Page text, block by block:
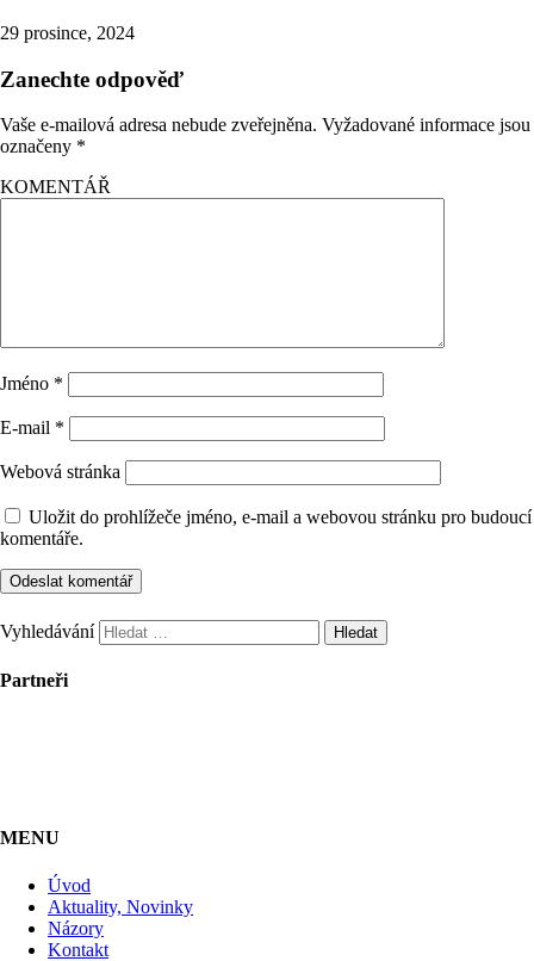
29 prosince, 2024
Zanechte odpověď
Vaše e-mailová adresa nebude zveřejněna. Vyžadované informace jsou
označeny *
KOMENTÁŘ
Jméno *
E-mail *
Webová stránka
Uložit do prohlížeče jméno, e-mail a webovou stránku pro budoucí
komentáře.
Vyhledávání
Partneři
MENU
Úvod
Aktuality, Novinky
Názory
Kontakt